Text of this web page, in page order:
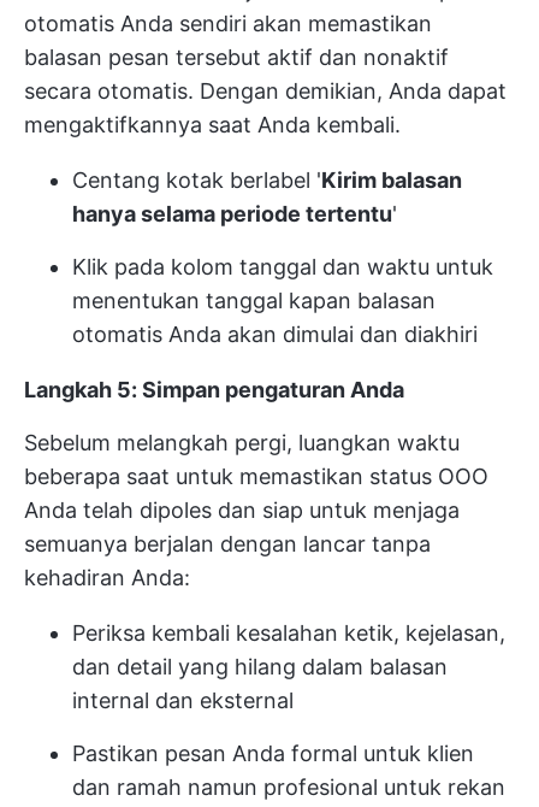
otomatis Anda sendiri akan memastikan
balasan pesan tersebut aktif dan nonaktif
secara otomatis. Dengan demikian, Anda dapat
mengaktifkannya saat Anda kembali.
Centang kotak berlabel 'Kirim balasan
hanya selama periode tertentu'
Klik pada kolom tanggal dan waktu untuk
menentukan tanggal kapan balasan
otomatis Anda akan dimulai dan diakhiri
Langkah 5: Simpan pengaturan Anda
Sebelum melangkah pergi, luangkan waktu
beberapa saat untuk memastikan status OOO
Anda telah dipoles dan siap untuk menjaga
semuanya berjalan dengan lancar tanpa
kehadiran Anda:
Periksa kembali kesalahan ketik, kejelasan,
dan detail yang hilang dalam balasan
internal dan eksternal
Pastikan pesan Anda formal untuk klien
dan ramah namun profesional untuk rekan